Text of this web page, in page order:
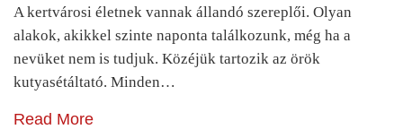
A kertvárosi életnek vannak állandó szereplői. Olyan
alakok, akikkel szinte naponta találkozunk, még ha a
nevüket nem is tudjuk. Közéjük tartozik az örök
kutyasétáltató. Minden…
Read More